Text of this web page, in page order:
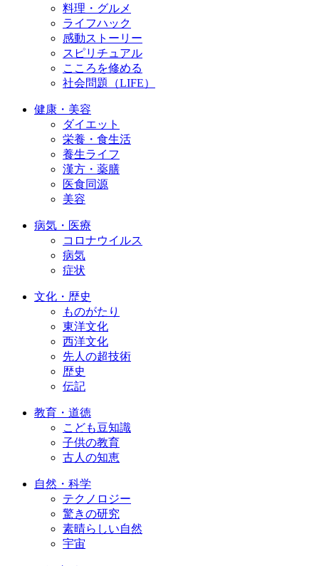
料理・グルメ
ライフハック
感動ストーリー
スピリチュアル
こころを修める
社会問題（LIFE）
健康・美容
ダイエット
栄養・食生活
養生ライフ
漢方・薬膳
医食同源
美容
病気・医療
コロナウイルス
病気
症状
文化・歴史
ものがたり
東洋文化
西洋文化
先人の超技術
歴史
伝記
教育・道徳
こども豆知識
子供の教育
古人の知恵
自然・科学
テクノロジー
驚きの研究
素晴らしい自然
宇宙